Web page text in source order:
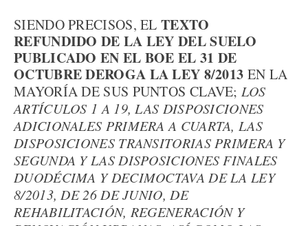
SIENDO PRECISOS, EL TEXTO
REFUNDIDO DE LA LEY DEL SUELO
PUBLICADO EN EL BOE EL 31 DE
OCTUBRE DEROGA LA LEY 8/2013 EN LA
MAYORÍA DE SUS PUNTOS CLAVE; LOS
ARTÍCULOS 1 A 19, LAS DISPOSICIONES
ADICIONALES PRIMERA A CUARTA, LAS
DISPOSICIONES TRANSITORIAS PRIMERA Y
SEGUNDA Y LAS DISPOSICIONES FINALES
DUODÉCIMA Y DECIMOCTAVA DE LA LEY
8/2013, DE 26 DE JUNIO, DE
REHABILITACIÓN, REGENERACIÓN Y